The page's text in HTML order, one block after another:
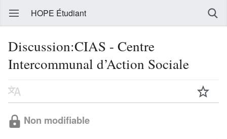
HOPE Étudiant
Discussion:CIAS - Centre
Intercommunal d’Action Sociale
Non modifiable